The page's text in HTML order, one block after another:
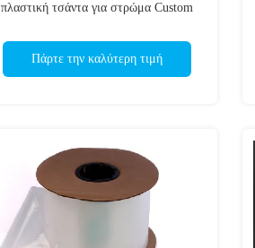
πλαστική τσάντα για στρώμα Custom
Πάρτε την καλύτερη τιμή